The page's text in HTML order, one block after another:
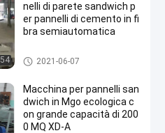
nelli di parete sandwich p
er pannelli di cemento in fi
bra semiautomatica
macchina del pannello a sand
wich
2021-06-07
Macchina per pannelli san
dwich in Mgo ecologica c
on grande capacità di 200
0 MQ XD-A